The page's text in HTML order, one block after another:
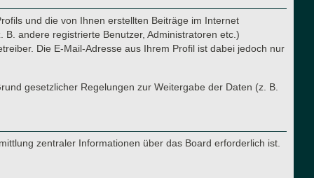
und die von Ihnen erstellten Beiträge im Internet
andere registrierte Benutzer, Administratoren etc.)
Die E-Mail-Adresse aus Ihrem Profil ist dabei jedoch nur
gesetzlicher Regelungen zur Weitergabe der Daten (z. B.
zentraler Informationen über das Board erforderlich ist.